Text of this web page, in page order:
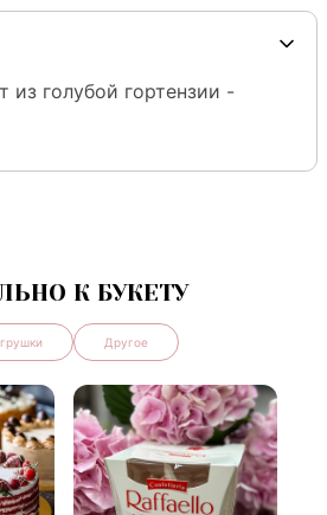
голубой гортензии -
К БУКЕТУ
Другое